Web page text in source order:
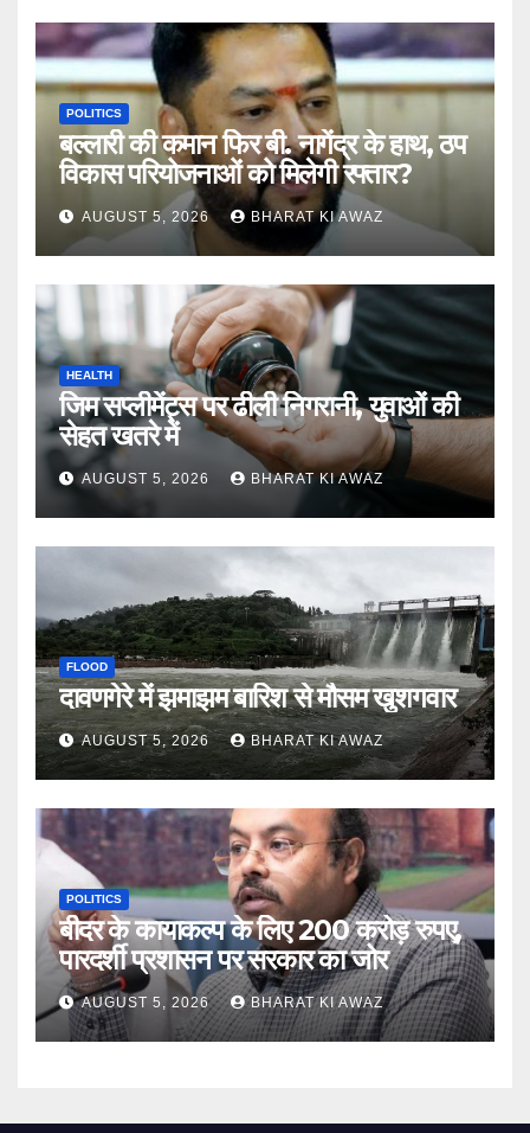
POLITICS
बल्लारी की कमान फिर बी. नागेंद्र के हाथ, ठप
विकास परियोजनाओं को मिलेगी रफ्तार?
AUGUST 5, 2026 BHARAT KI AWAZ
HEALTH
जिम सप्लीमेंट्स पर ढीली निगरानी, युवाओं की
सेहत खतरे में
AUGUST 5, 2026 BHARAT KI AWAZ
FLOOD
दावणगेरे में झमाझम बारिश से मौसम खुशगवार
AUGUST 5, 2026 BHARAT KI AWAZ
POLITICS
बीदर के कायाकल्प के लिए 200 करोड़ रुपए,
पारदर्शी प्रशासन पर सरकार का जोर
AUGUST 5, 2026 BHARAT KI AWAZ